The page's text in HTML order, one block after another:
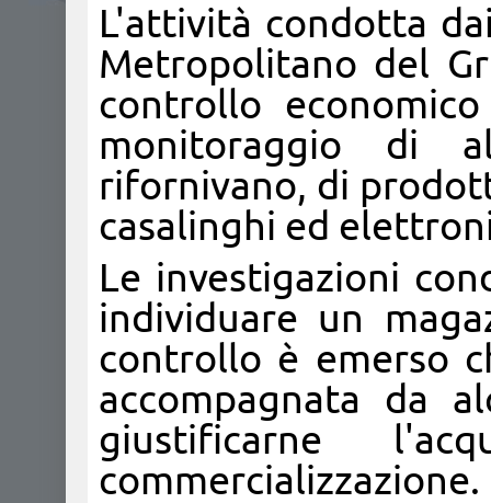
L'attività condotta
Metropolitano del
controllo
monitoraggio di
rifornivano, di
casalinghi ed
Le investigazioni
individuare un
controllo è emerso
accompagnata da
giustificarne
commercializzazione.